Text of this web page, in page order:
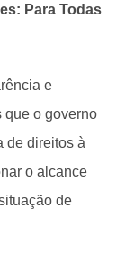
Para Todas
e
que o governo
de direitos à
o alcance
de